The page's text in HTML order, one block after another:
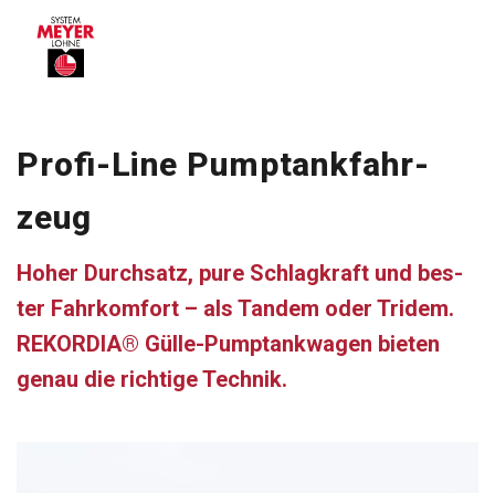
Profi-Line Pump­tank­fahr­
zeug
Hoher Durch­satz, pure Schlag­kraft und bes­
ter Fahr­kom­fort – als Tan­dem oder Tri­dem.
REKORDIA® Gülle-Pump­tank­wa­gen bie­ten
genau die rich­tige Tech­nik.